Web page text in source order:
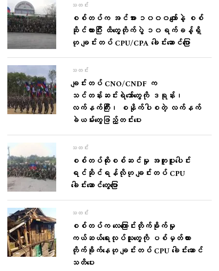
သတင်း
စစ်တပ်က အင်အား ၁၀၀၀ကျော်နဲ့ စစ်
ဆိုင်ထားပြီး ထိတွေ့တိုက်ပွဲ ၁၀ရက်ခန့်ရှိ
ဟု ချင်းတပ် CPU/CPA ခေါင်းဆောင်ပြော
သတင်း
ချင်းတပ် CNO/CNDF က
သင်တန်းဆင်းရဲဘော်တွေကို ဒရုန်း၊
လက်နက်ကြီး၊ စနိုက်ပါစတဲ့ လက်နက်
ခဲယမ်းတွေဖြည့်တင်းပေး
သတင်း
စစ်တပ်ထိုးစစ်ဆင်မှု အတူပူးပေါင်း
ရင်ဆိုင်ရန်လိုဟု ချင်းတပ် CPU
ခေါင်းဆောင်တွေပြော
သတင်း
စစ်တပ်က လေကြောင်းတိုက်ခိုက်မှု
ကယ်ဆယ်ရေးလုပ်သူတွေကို ပစ်မှတ်ထား
တိုက်ခိုက်နေဟု ချင်းတပ် CPU ခေါင်းဆောင်
သတိပေး